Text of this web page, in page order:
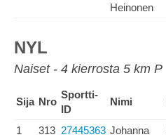
Heinonen
NYL
Naiset - 4 kierrosta 5 km P
Sija Nro
Sportti-
ID
Nimi
1 313 27445363 Johanna